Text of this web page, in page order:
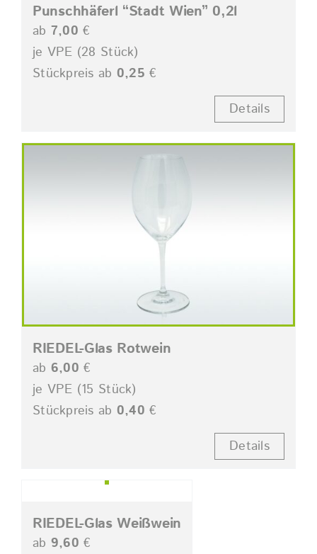
Punschhäferl “Stadt Wien” 0,2l
ab 7,00 €
je VPE (28 Stück)
Stückpreis ab 0,25 €
Details
RIEDEL-Glas Rotwein
ab 6,00 €
je VPE (15 Stück)
Stückpreis ab 0,40 €
Details
RIEDEL-Glas Weißwein
ab 9,60 €